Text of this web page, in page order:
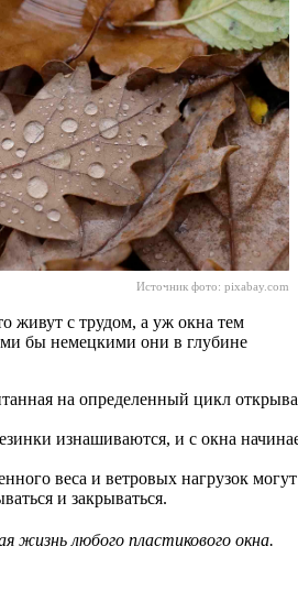
Источник фото: pixabay.com
живут с трудом, а уж окна тем
бы немецкими они в глубине
на определенный цикл
изнашиваются, и с окна
веса и ветровых нагрузок могут
и закрываться.
жизнь любого пластикового окна.